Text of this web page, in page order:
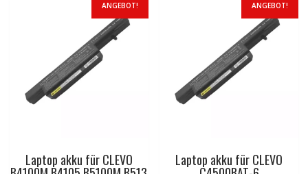
ANGEBOT!
Laptop akku für CLEVO
ANGEBOT!
Laptop akku für CLEVO